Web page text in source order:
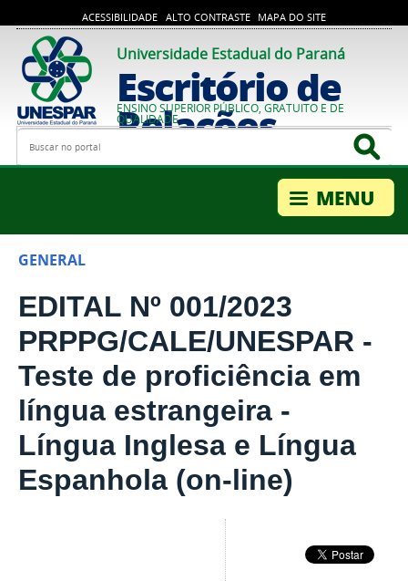
ACESSIBILIDADE ALTO CONTRASTE MAPA DO SITE
Universidade Estadual do Paraná
Escritório de
Relações
Internacionais
ENSINO SUPERIOR PÚBLICO, GRATUITO E DE
QUALIDADE
Busca
GENERAL
EDITAL Nº 001/2023
PRPPG/CALE/UNESPAR -
Teste de proficiência em
língua estrangeira -
Língua Inglesa e Língua
Espanhola (on-line)